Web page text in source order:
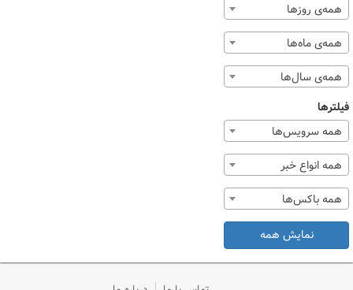
همه‌ی روزها
همه‌ی ماه‌ها
همه‌ی سال‌ها
فیلترها
همه سرویس‌ها
همه انواع خبر
همه باکس‌ها
نمایش همه